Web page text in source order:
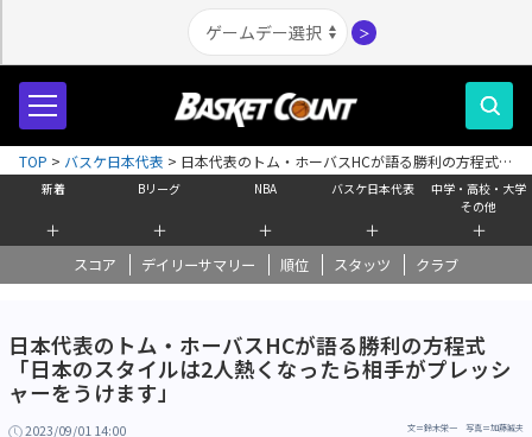
＞
新着
＋
Bリーグ
＋
NBA
＋
バスケ日本代表
＋
中学・高校・大学
その他
＋
スコア デイリーサマリー 順位 スタッツ クラブ
TOP > バスケ日本代表 > 日本代表のトム・ホーバスHCが語る勝利の方程式
「日本のスタイルは2人熱くなったら相手がプレッシャーをうけます」
日本代表のトム・ホーバスHCが語る勝利の方程式
「日本のスタイルは2人熱くなったら相手がプレッシ
ャーをうけます」
2023/09/01 14:00 文＝鈴木栄一 写真＝加藤誠夫